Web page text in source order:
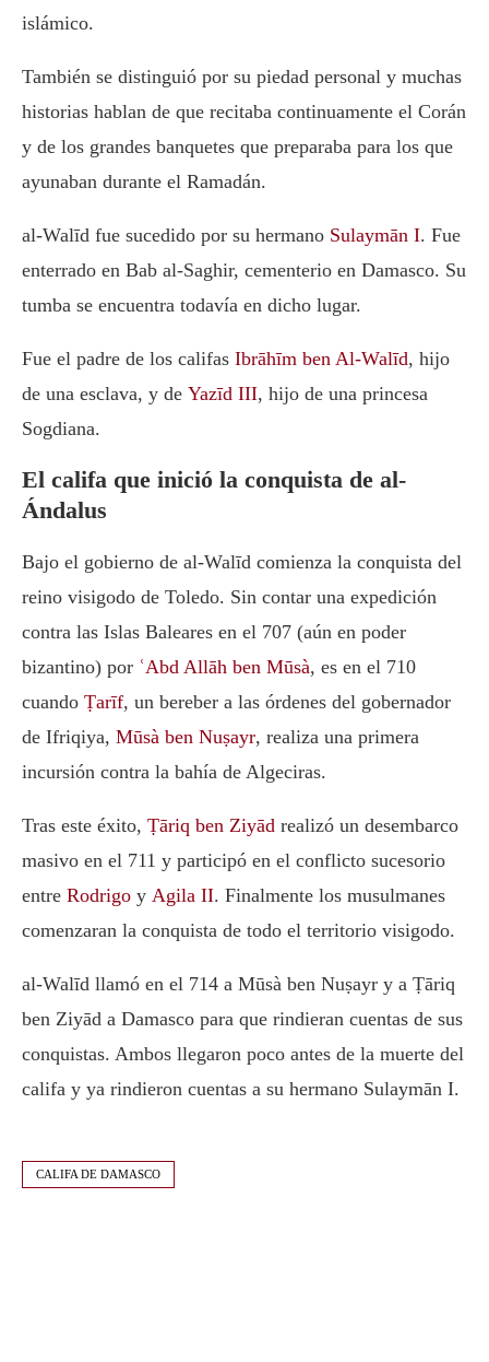
islámico.
También se distinguió por su piedad personal y muchas
historias hablan de que recitaba continuamente el Corán
y de los grandes banquetes que preparaba para los que
ayunaban durante el Ramadán.
al-Walīd fue sucedido por su hermano Sulaymān I. Fue
enterrado en Bab al-Saghir, cementerio en Damasco. Su
tumba se encuentra todavía en dicho lugar.
Fue el padre de los califas Ibrāhīm ben Al-Walīd, hijo
de una esclava, y de Yazīd III, hijo de una princesa
Sogdiana.
El califa que inició la conquista de al-
Ándalus
Bajo el gobierno de al-Walīd comienza la conquista del
reino visigodo de Toledo. Sin contar una expedición
contra las Islas Baleares en el 707 (aún en poder
bizantino) por ʿAbd Allāh ben Mūsà, es en el 710
cuando Ṭarīf, un bereber a las órdenes del gobernador
de Ifriqiya, Mūsà ben Nuṣayr, realiza una primera
incursión contra la bahía de Algeciras.
Tras este éxito, Ṭāriq ben Ziyād realizó un desembarco
masivo en el 711 y participó en el conflicto sucesorio
entre Rodrigo y Agila II. Finalmente los musulmanes
comenzaran la conquista de todo el territorio visigodo.
al-Walīd llamó en el 714 a Mūsà ben Nuṣayr y a Ṭāriq
ben Ziyād a Damasco para que rindieran cuentas de sus
conquistas. Ambos llegaron poco antes de la muerte del
califa y ya rindieron cuentas a su hermano Sulaymān I.
CALIFA DE DAMASCO